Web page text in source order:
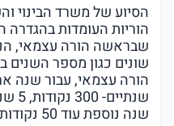
הסיוע של משרד הבינוי
הוריות העומדות
שבראשה הורה עצמאי,
שונים כגון מספר
שנה נוספת עוד 50 נקודות.